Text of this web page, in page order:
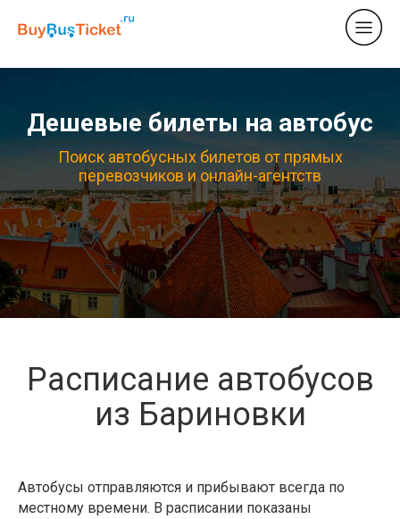
Дешевые билеты на автобус
Поиск автобусных билетов от прямых
перевозчиков и онлайн-агентств
Расписание автобусов
из Бариновки
Автобусы отправляются и прибывают всегда по
местному времени. В расписании показаны